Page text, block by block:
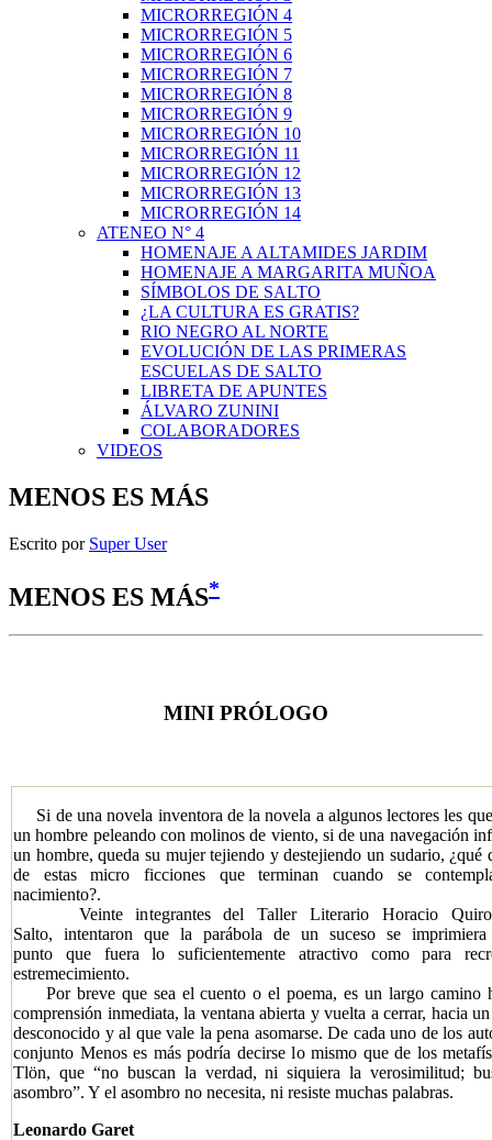
MICRORREGIÓN 4
MICRORREGIÓN 5
MICRORREGIÓN 6
MICRORREGIÓN 7
MICRORREGIÓN 8
MICRORREGIÓN 9
MICRORREGIÓN 10
MICRORREGIÓN 11
MICRORREGIÓN 12
MICRORREGIÓN 13
MICRORREGIÓN 14
ATENEO N° 4
HOMENAJE A ALTAMIDES JARDIM
HOMENAJE A MARGARITA MUÑOA
SÍMBOLOS DE SALTO
¿LA CULTURA ES GRATIS?
RIO NEGRO AL NORTE
EVOLUCIÓN DE LAS PRIMERAS
ESCUELAS DE SALTO
LIBRETA DE APUNTES
ÁLVARO ZUNINI
COLABORADORES
VIDEOS
MENOS ES MÁS
Escrito por Super User
MENOS ES MÁS*
MINI PRÓLOGO
​Si de una novela inventora de la novela a algunos lectores les
un hombre peleando con molinos de viento, si de una navegación
un hombre, queda su mujer tejiendo y destejiendo un sudario, ¿qué
de estas micro ficciones que terminan cuando se
nacimiento?.
Veinte integrantes del Taller Literario Horacio
Salto, intentaron que la parábola de un suceso se
punto que fuera lo suficientemente atractivo como para
estremecimiento.
Por breve que sea el cuento o el poema, es un largo camino
comprensión inmediata, la ventana abierta y vuelta a cerrar, hacia
desconocido y al que vale la pena asomarse. De cada uno de los
conjunto Menos es más podría decirse lo mismo que de los
Tlön, que “no buscan la verdad, ni siquiera la verosimilitud;
asombro”. Y el asombro no necesita, ni resiste muchas palabras.
Leonardo Garet